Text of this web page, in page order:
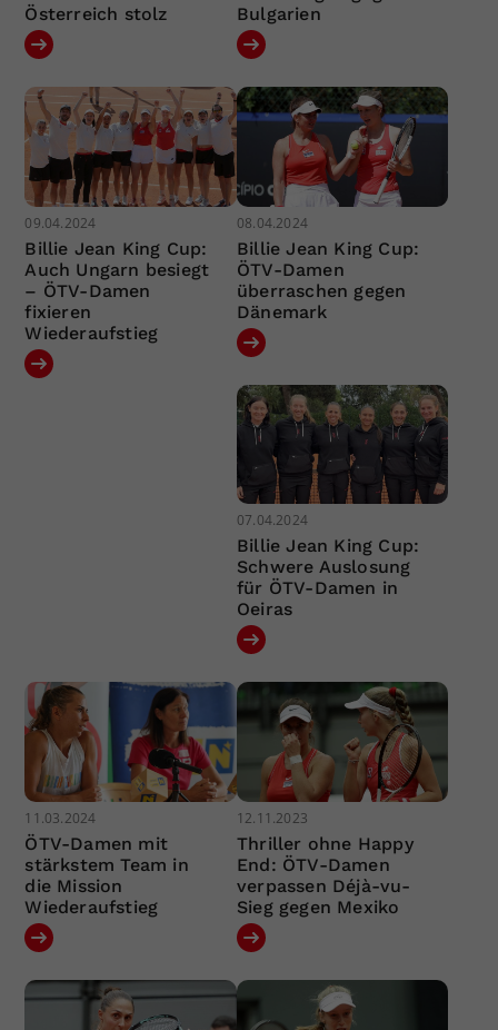
Österreich stolz
Bulgarien
09.04.2024
Billie Jean King Cup:
Auch Ungarn besiegt
– ÖTV-Damen
fixieren
Wiederaufstieg
08.04.2024
Billie Jean King Cup:
ÖTV-Damen
überraschen gegen
Dänemark
07.04.2024
Billie Jean King Cup:
Schwere Auslosung
für ÖTV-Damen in
Oeiras
11.03.2024
ÖTV-Damen mit
stärkstem Team in
die Mission
Wiederaufstieg
12.11.2023
Thriller ohne Happy
End: ÖTV-Damen
verpassen Déjà-vu-
Sieg gegen Mexiko